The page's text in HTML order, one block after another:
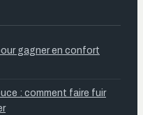
gagner en confort
: comment faire fuir